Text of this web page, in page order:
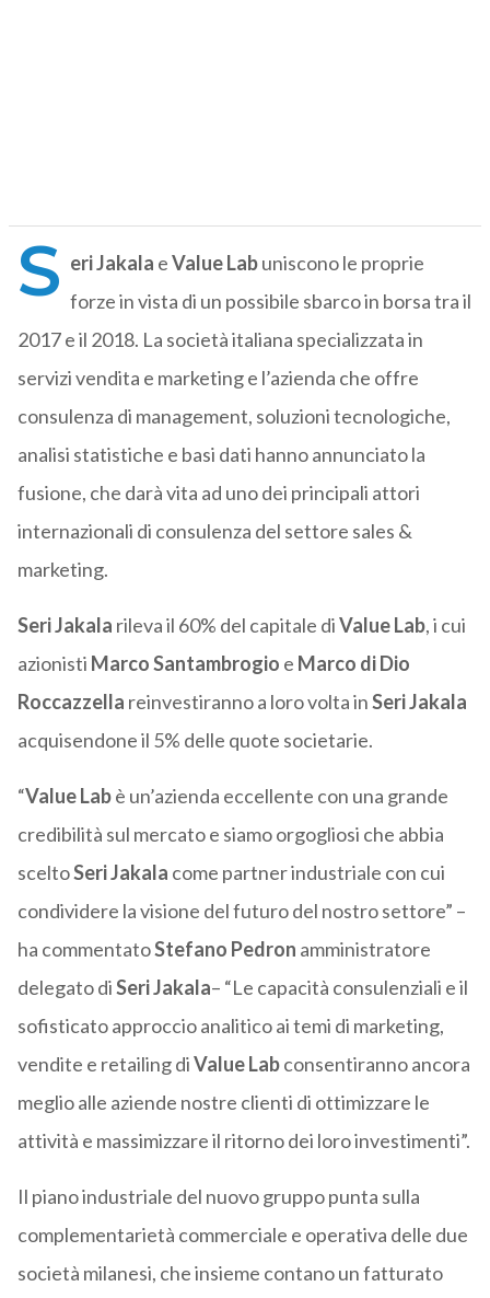
S eri Jakala eValue Labuniscono le proprie
forze in vista di un possibile sbarco in borsa tra il
2017 e il 2018. La società italiana specializzata in
servizi vendita e marketing e l’azienda che offre
consulenza di management, soluzioni tecnologiche,
analisi statistiche e basi dati hanno annunciato la
fusione, che darà vita ad uno dei principali attori
internazionali di consulenza del settore sales &
marketing.
Seri Jakala rileva il 60% del capitale diValueLab, i cui
azionisti MarcoSantambrogio e Marco diDio
Roccazzella reinvestiranno a loro volta inSeriJakala
acquisendone il 5% delle quote societarie.
“Value Labè un’azienda eccellente con una grande
credibilità sul mercato e siamo orgogliosi che abbia
sceltoSeriJakala come partner industriale con cui
condividere la visione del futuro del nostro settore” –
ha commentatoStefano Pedron amministratore
delegato diSeriJakala– “Le capacità consulenziali e il
sofisticato approccio analitico ai temi di marketing,
vendite e retailing diValue Labconsentiranno ancora
meglio alle aziende nostre clienti di ottimizzare le
attività e massimizzare il ritorno dei loro investimenti”.
Il piano industriale del nuovo gruppo punta sulla
complementarietà commerciale e operativa delle due
società milanesi, che insieme contano un fatturato